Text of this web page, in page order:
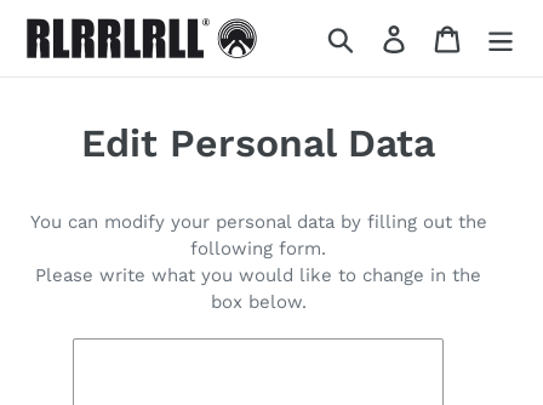
Skip
Search Log in Cart
Edit Personal Data
You can modify your personal data by filling out the
following form.
Please write what you would like to change in the
box below.